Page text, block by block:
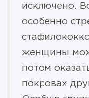
исключено.
особенно
женщины
потом
покровах